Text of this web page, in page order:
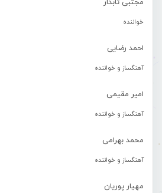
مجتبی تابدار
خواننده
احمد رضایی
آهنگساز و خواننده
امیر مقیمی
آهنگساز و خواننده
محمد بهرامی
آهنگساز و خواننده
مهیار پوریان